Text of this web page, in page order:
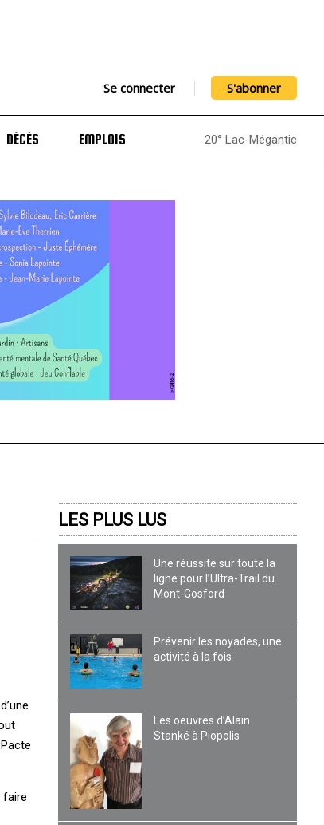
Se connecter S'abonner
DÉCÈS EMPLOIS 20° Lac-Mégantic
faire
LES PLUS LUS
Une réussite sur toute la
ligne pour l’Ultra-Trail du
Mont-Gosford
Prévenir les noyades, une
activité à la fois
Les oeuvres d’Alain
Stanké à Piopolis